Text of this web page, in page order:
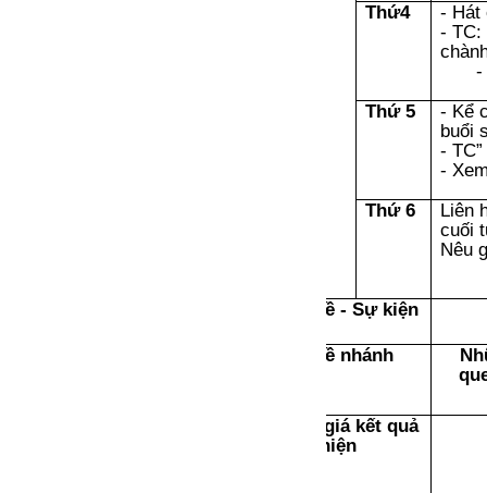
Thứ4
- Hát
- TC:
-
Thứ 5
- Kể
buổi
-
-
Thứ 6
Liên
cuối
Nêu
Chủ đề - Sự kiện
Chủ đề nhánh
Đánh giá kết quả
thực hiện